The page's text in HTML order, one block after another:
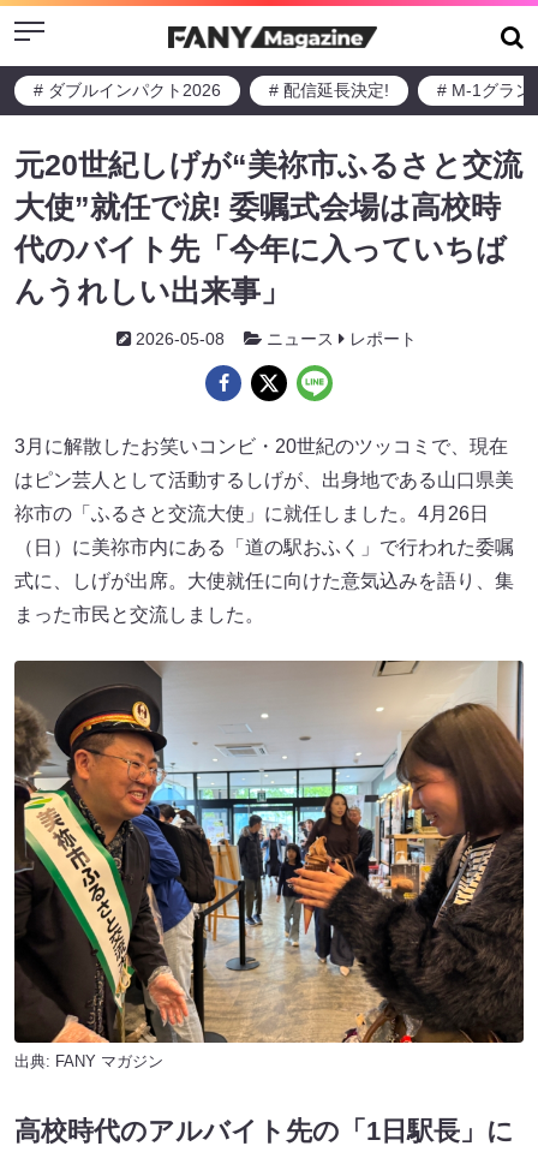
Menu
# ダブルインパクト2026 # 配信延長決定! # M-1グラン
元20世紀しげが“美祢市ふるさと交流
大使”就任で涙! 委嘱式会場は高校時
代のバイト先「今年に入っていちば
んうれしい出来事」
2026-05-08 ニュース レポート
3月に解散したお笑いコンビ・20世紀のツッコミで、現在
はピン芸人として活動するしげが、出身地である山口県美
祢市の「ふるさと交流大使」に就任しました。4月26日
（日）に美祢市内にある「道の駅おふく」で行われた委嘱
式に、しげが出席。大使就任に向けた意気込みを語り、集
まった市民と交流しました。
出典: FANY マガジン
高校時代のアルバイト先の「1日駅長」に